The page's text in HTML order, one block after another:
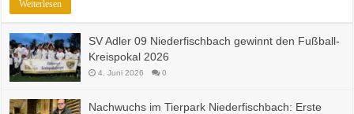
Weiterlesen
SV Adler 09 Niederfischbach gewinnt den Fußball-
Kreispokal 2026
4. Juni 2026 0
Nachwuchs im Tierpark Niederfischbach: Erste